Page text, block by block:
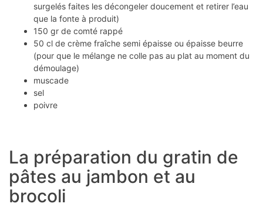
surgelés faites les décongeler doucement et retirer l’eau
que la fonte à produit)
150 gr de comté rappé
50 cl de crème fraîche semi épaisse ou épaisse beurre
(pour que le mélange ne colle pas au plat au moment du
démoulage)
muscade
sel
poivre
La préparation du gratin de
pâtes au jambon et au
brocoli